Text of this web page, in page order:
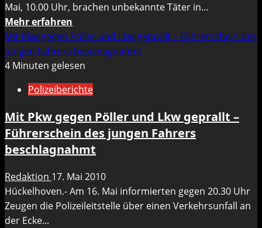
Mai, 10.00 Uhr, brachen unbekannte Täter in...
Mehr erfahren
Informationen
über
Werkzeuge
Scheune
Mit Pkw gegen Pöller und Lkw geprallt – Führerschein des
jungen Fahrers beschlagnahmt
4 Minuten gelesen
Polizeiberichte
Mit Pkw gegen Pöller und Lkw geprallt –
Führerschein des jungen Fahrers
beschlagnahmt
Redaktion 17. Mai 2010
Hückelhoven.- Am 16. Mai informierten gegen 20.30 Uhr
Zeugen die Polizeileitstelle über einen Verkehrsunfall an
der Ecke...